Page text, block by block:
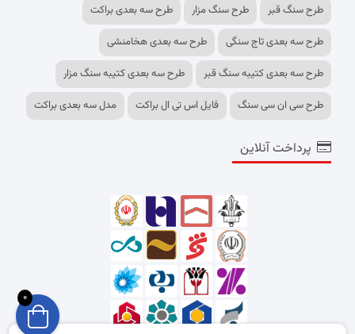
طرح سنگ قبر طرح سنگ مزار
طرح سه بعدی براکت
طرح سه بعدی تاج سنگی
طرح سه بعدی هخامنشی
طرح سه بعدی کتیبه سنگ قبر
طرح سه بعدی کتیبه سنگ مزار
طرح سی ان سی سنگ
فایل اس تی ال براکت مدل سه بعدی براکت
پرداخت آنلاین
0